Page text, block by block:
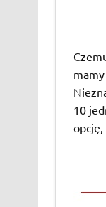
10
opcję,